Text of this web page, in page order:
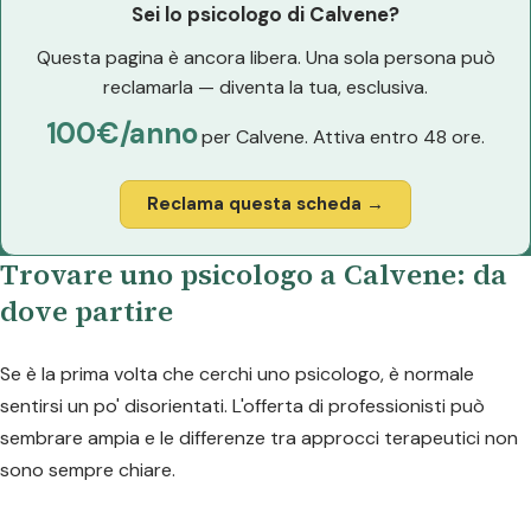
Sei lo psicologo di Calvene?
Questa pagina è ancora libera. Una sola persona può
reclamarla — diventa la tua, esclusiva.
100€/annoper Calvene. Attiva entro 48 ore.
Reclama questa scheda →
Trovare uno psicologo a Calvene: da
dove partire
Se è la prima volta che cerchi uno psicologo, è normale
sentirsi un po' disorientati. L'offerta di professionisti può
sembrare ampia e le differenze tra approcci terapeutici non
sono sempre chiare.